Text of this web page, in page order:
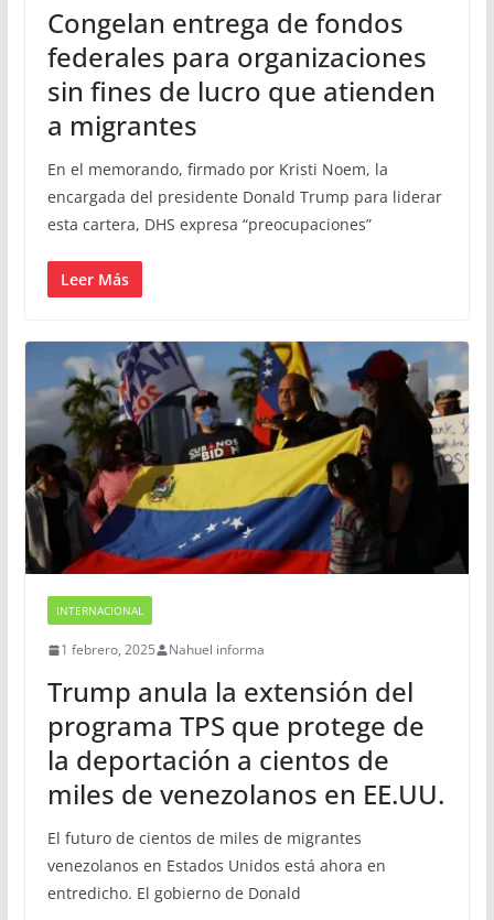
Congelan entrega de fondos
federales para organizaciones
sin fines de lucro que atienden
a migrantes
En el memorando, firmado por Kristi Noem, la
encargada del presidente Donald Trump para liderar
esta cartera, DHS expresa “preocupaciones”
Leer Más
INTERNACIONAL
1 febrero, 2025 Nahuel informa
Trump anula la extensión del
programa TPS que protege de
la deportación a cientos de
miles de venezolanos en EE.UU.
El futuro de cientos de miles de migrantes
venezolanos en Estados Unidos está ahora en
entredicho. El gobierno de Donald